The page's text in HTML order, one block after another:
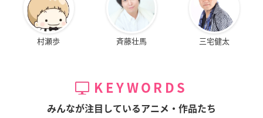
村瀬歩 斉藤壮馬 三宅健太
KEYWORDS
みんなが注目しているアニメ・作品たち